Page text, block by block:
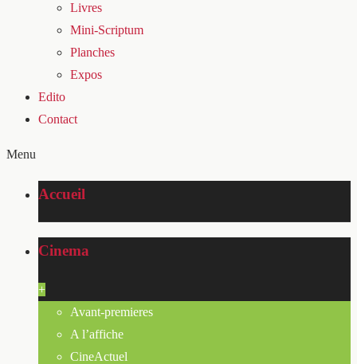
Livres
Mini-Scriptum
Planches
Expos
Edito
Contact
Menu
Accueil
Cinema
+
Avant-premieres
A l’affiche
CineActuel